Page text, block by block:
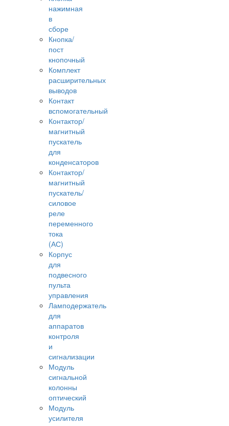
нажимная
в
сборе
Кнопка/
пост
кнопочный
Комплект
расширительных
выводов
Контакт
вспомогательный
Контактор/
магнитный
пускатель
для
конденсаторов
Контактор/
магнитный
пускатель/
силовое
реле
переменного
тока
(АС)
Корпус
для
подвесного
пульта
управления
Ламподержатель
для
аппаратов
контроля
и
сигнализации
Модуль
сигнальной
колонны
оптический
Модуль
усилителя